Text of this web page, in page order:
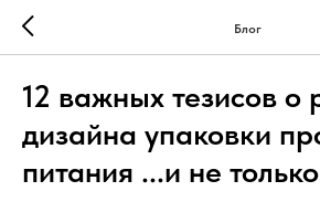
Блог
12 важных тезисов о
дизайна упаковки
питания ...и не только